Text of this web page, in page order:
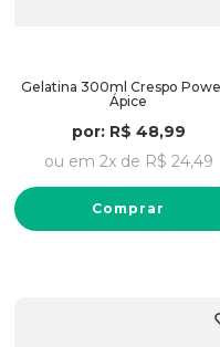
Gelatina 300ml Crespo
Ápice
por: R$ 48,99
ou em 2x de R$ 24,49
Comprar